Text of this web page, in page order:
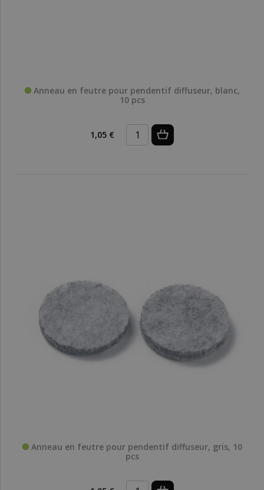
Anneau en feutre pour pendentif diffuseur, blanc,
10 pcs
1,05 €
Anneau en feutre pour pendentif diffuseur, gris, 10
pcs